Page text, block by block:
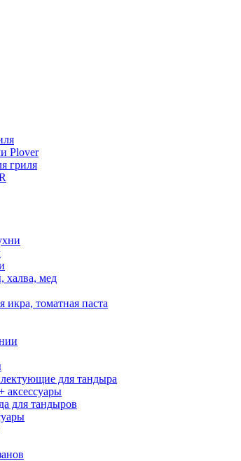
Plover
гриля
халва, мед
икра, томатная паста
для тандыра
для тандыров